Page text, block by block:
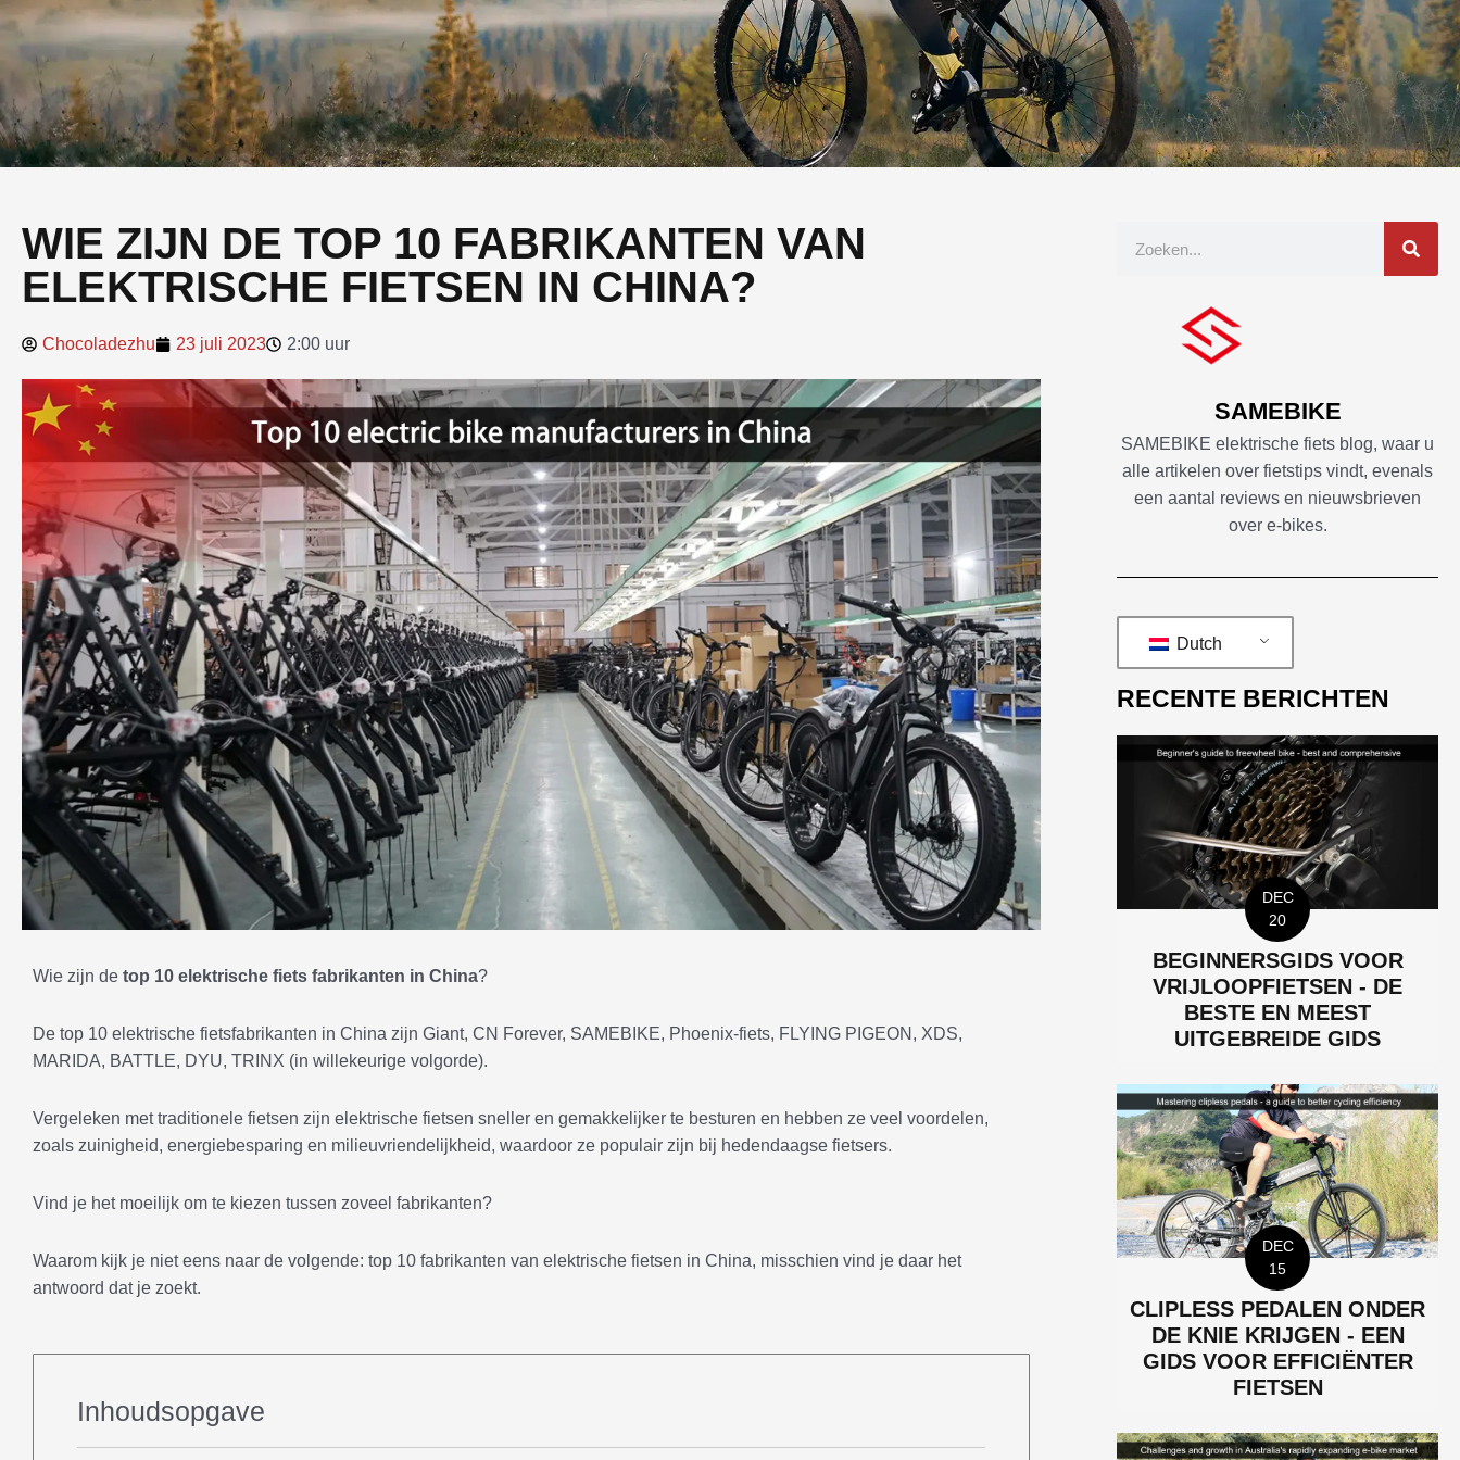
WIE ZIJN DE TOP 10 FABRIKANTEN VAN
ELEKTRISCHE FIETSEN IN CHINA?
Chocoladezhu 23 juli 2023 2:00 uur
Wie zijn de top 10 elektrische fiets fabrikanten in China?
De top 10 elektrische fietsfabrikanten in China zijn Giant, CN Forever, SAMEBIKE, Phoenix-fiets, FLYING PIGEON, XDS,
MARIDA, BATTLE, DYU, TRINX (in willekeurige volgorde).
Vergeleken met traditionele fietsen zijn elektrische fietsen sneller en gemakkelijker te besturen en hebben ze veel voordelen,
zoals zuinigheid, energiebesparing en milieuvriendelijkheid, waardoor ze populair zijn bij hedendaagse fietsers.
Vind je het moeilijk om te kiezen tussen zoveel fabrikanten?
Waarom kijk je niet eens naar de volgende: top 10 fabrikanten van elektrische fietsen in China, misschien vind je daar het
antwoord dat je zoekt.
Inhoudsopgave
SAMEBIKE
SAMEBIKE elektrische fiets blog, waar u
alle artikelen over fietstips vindt, evenals
een aantal reviews en nieuwsbrieven
over e-bikes.
Dutch
RECENTE BERICHTEN
DEC
20
BEGINNERSGIDS VOOR
VRIJLOOPFIETSEN - DE
BESTE EN MEEST
UITGEBREIDE GIDS
DEC
15
CLIPLESS PEDALEN ONDER
DE KNIE KRIJGEN - EEN
GIDS VOOR EFFICIËNTER
FIETSEN